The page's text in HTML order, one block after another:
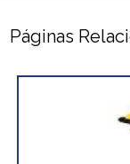
Páginas